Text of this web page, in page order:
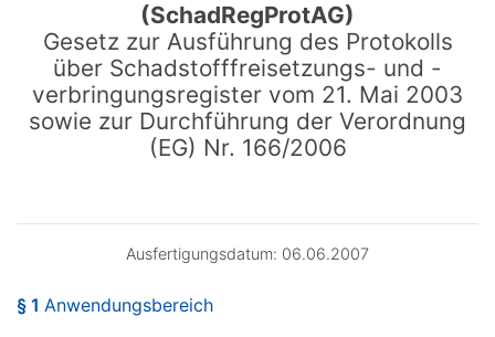
(SchadRegProtAG)
Gesetz zur Ausführung des Protokolls
über Schadstofffreisetzungs- und -
verbringungsregister vom 21. Mai 2003
sowie zur Durchführung der Verordnung
(EG) Nr. 166/2006
Ausfertigungsdatum: 06.06.2007
§ 1 Anwendungsbereich